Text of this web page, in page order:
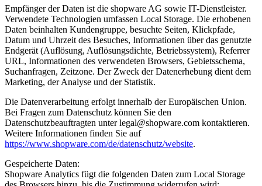
Empfänger der Daten ist die shopware AG sowie IT-Dienstleister.
Verwendete Technologien umfassen Local Storage. Die erhobenen
Daten beinhalten Kundengruppe, besuchte Seiten, Klickpfade,
Datum und Uhrzeit des Besuches, Informationen über das genutzte
Endgerät (Auflösung, Auflösungsdichte, Betriebssystem), Referrer
URL, Informationen des verwendeten Browsers, Gebietsschema,
Suchanfragen, Zeitzone. Der Zweck der Datenerhebung dient dem
Marketing, der Analyse und der Statistik.
Die Datenverarbeitung erfolgt innerhalb der Europäischen Union.
Bei Fragen zum Datenschutz können Sie den
Datenschutzbeauftragten unter legal@shopware.com kontaktieren.
Weitere Informationen finden Sie auf
https://www.shopware.com/de/datenschutz/website.
Gespeicherte Daten:
Shopware Analytics fügt die folgenden Daten zum Local Storage